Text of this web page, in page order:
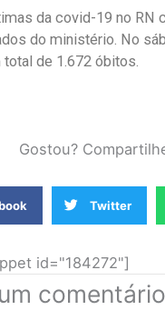
da covid-19 no RN
do ministério. No
de 1.672 óbitos.
Gostou?
Twitter
id="184272"]
comentário